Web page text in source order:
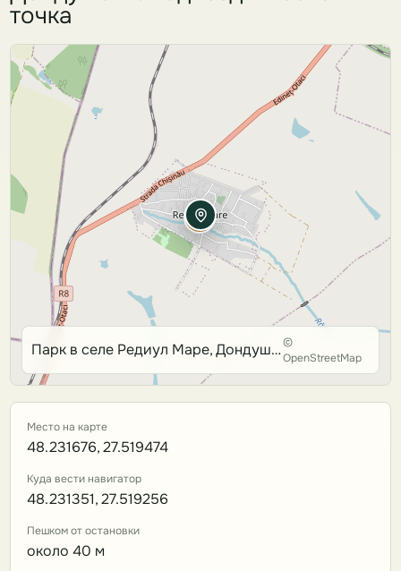
точка
Парк в селе Редиул Маре, Дондушень©
OpenStreetMap
Место на карте
48.231676, 27.519474
Куда вести навигатор
48.231351, 27.519256
Пешком от остановки
около 40 м